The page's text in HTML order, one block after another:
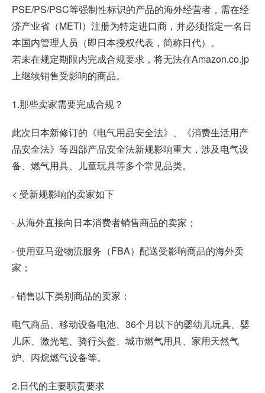
PSE/PS/PSC等强制性标识的产品的海外经营者，需在经
济产业省（METI）注册为特定进口商，并必须指定一名日
本国内管理人员（即日本授权代表，简称日代）。
若未在规定期限内完成合规要求，将无法在Amazon.co.jp
上继续销售受影响的商品。
1.那些卖家需要完成合规？
此次日本新修订的《电气用品安全法》、《消费生活用产
品安全法》等四部产品安全法新规影响重大，涉及电气设
备、燃气用具、儿童玩具等多个常见品类。
< 受新规影响的卖家如下
· 从海外直接向日本消费者销售商品的卖家；
· 使用亚马逊物流服务（FBA）配送受影响商品的海外卖
家；
· 销售以下类别商品的卖家：
电气商品、移动设备电池、36个月以下的婴幼儿玩具、婴
儿床、激光笔、骑行头盔、城市燃气用具、家用天然气
炉、丙烷燃气设备等。
2.日代的主要职责要求